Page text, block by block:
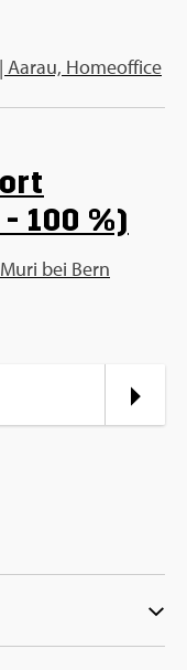
Aarau, Homeoffice
100 %)
bei Bern